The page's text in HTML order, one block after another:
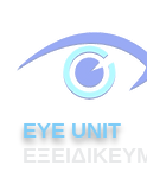
EYE UNIT